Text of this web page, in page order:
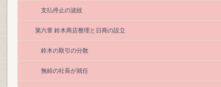
支払停止の波紋
第六章 鈴木商店整理と日商の設立
鈴木の取引の分散
無給の社長が就任